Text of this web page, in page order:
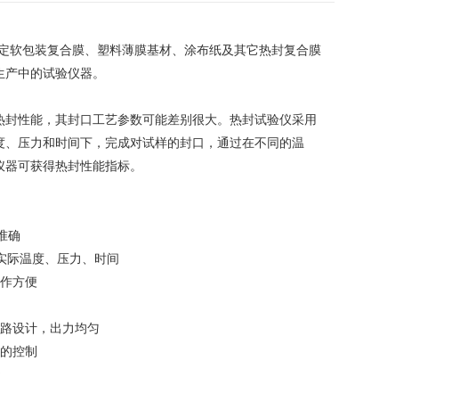
软包装复合膜、塑料薄膜基材、涂布纸及其它热封复合膜
中的试验仪器。
性能，其封口工艺参数可能差别很大。热封试验仪采用
压力和时间下，完成对试样的封口，通过在不同的温
可获得热封性能指标。
确
际温度、压力、时间
方便
设计，出力均匀
控制